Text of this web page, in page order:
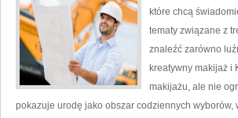
które chcą
tematy związane z
znaleźć zarówno
kreatywny makijaż i
makijażu, ale nie
pokazuje urodę jako obszar codziennych